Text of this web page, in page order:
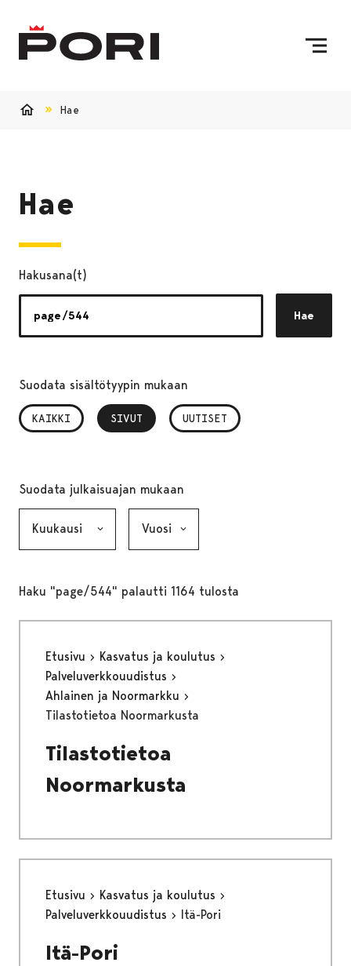
Hae
Hae
Hakusana(t)
Hae
Suodata sisältötyypin mukaan
KAIKKI SIVUT
, VALITTU UUTISET
Suodata julkaisuajan mukaan
Haku "page/544" palautti 1164 tulosta
Etusivu
Kasvatus ja koulutus
Palveluverkkouudistus
Ahlainen ja Noormarkku
Tilastotietoa Noormarkusta
Tilastotietoa
Noormarkusta
Etusivu
Kasvatus ja koulutus
Palveluverkkouudistus
Itä-Pori
Itä-Pori